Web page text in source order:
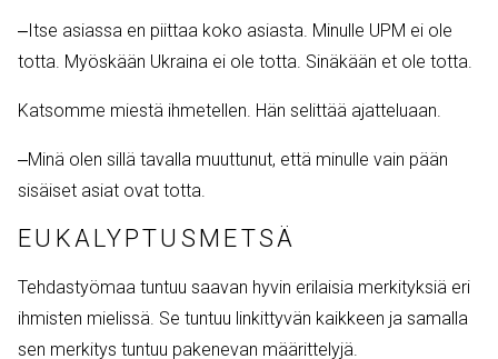
‒Itse asiassa en piittaa koko asiasta. Minulle UPM ei ole
totta. Myöskään Ukraina ei ole totta. Sinäkään et ole totta.
Katsomme miestä ihmetellen. Hän selittää ajatteluaan.
‒Minä olen sillä tavalla muuttunut, että minulle vain pään
sisäiset asiat ovat totta.
EUKALYPTUSMETSÄ
Tehdastyömaa tuntuu saavan hyvin erilaisia merkityksiä eri
ihmisten mielissä. Se tuntuu linkittyvän kaikkeen ja samalla
sen merkitys tuntuu pakenevan määrittelyjä.